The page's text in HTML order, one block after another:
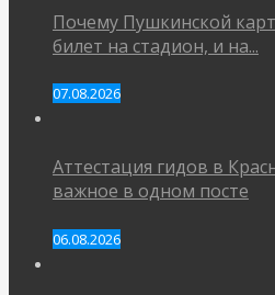
Почему Пушкинской
билет на стадион, и на...
07.08.2026
Аттестация гидов в
важное в одном посте
06.08.2026